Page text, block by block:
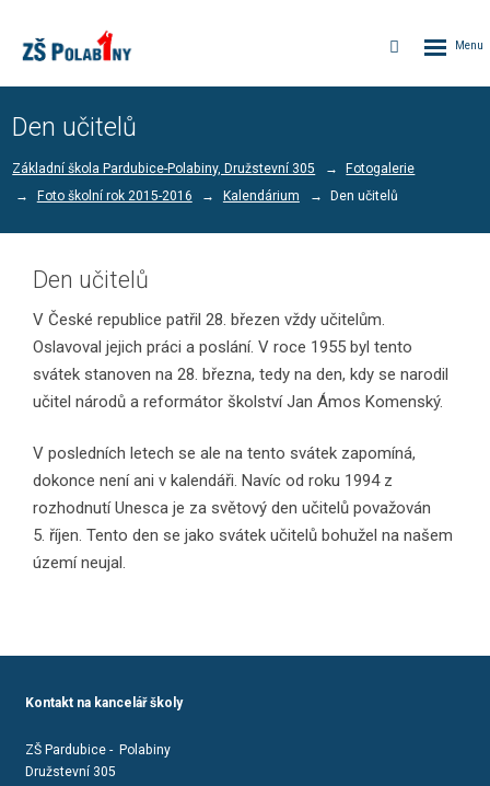
Vyhledávání
Den učitelů
Základní škola Pardubice-Polabiny, Družstevní 305
Fotogalerie
Foto školní rok 2015-2016
Kalendárium Den učitelů
Den učitelů
V České republice patřil 28. březen vždy učitelům.
Oslavoval jejich práci a poslání. V roce 1955 byl tento
svátek stanoven na 28. března, tedy na den, kdy se narodil
učitel národů a reformátor školství Jan Ámos Komenský.
V posledních letech se ale na tento svátek zapomíná,
dokonce není ani v kalendáři. Navíc od roku 1994 z
rozhodnutí Unesca je za světový den učitelů považován
5. říjen. Tento den se jako svátek učitelů bohužel na našem
území neujal.
Kontakt na kancelář školy
ZŠ Pardubice - Polabiny
Družstevní 305